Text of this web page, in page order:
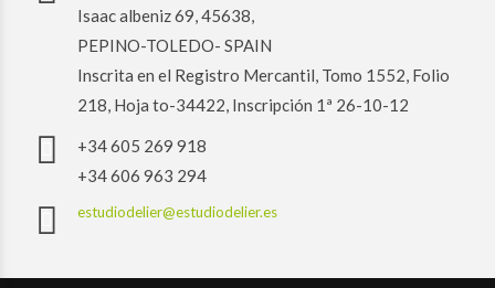
Isaac albeniz 69, 45638,
PEPINO-TOLEDO- SPAIN
Inscrita en el Registro Mercantil, Tomo 1552, Folio
218, Hoja to-34422, Inscripción 1ª 26-10-12
+34 605 269 918
+34 606 963 294
estudiodelier@estudiodelier.es